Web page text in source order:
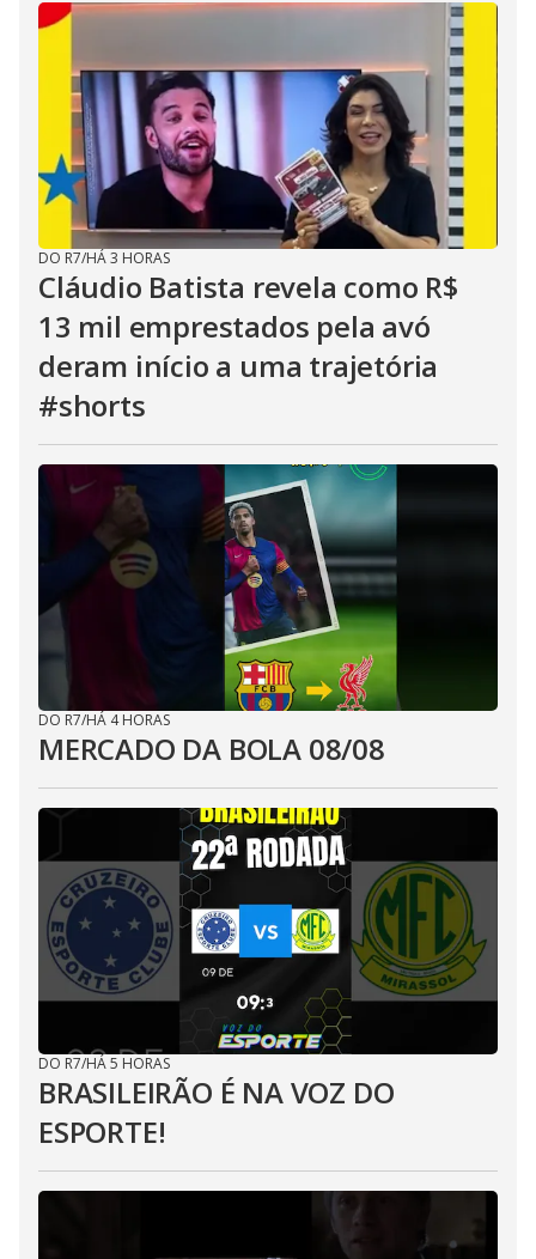
DO R7/HÁ 3 HORAS
Cláudio Batista revela como R$
13 mil emprestados pela avó
deram início a uma trajetória
#shorts
DO R7/HÁ 4 HORAS
MERCADO DA BOLA 08/08
DO R7/HÁ 5 HORAS
BRASILEIRÃO É NA VOZ DO
ESPORTE!